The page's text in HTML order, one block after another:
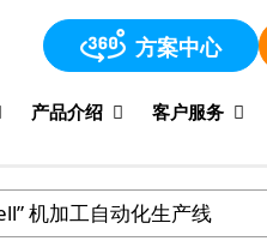
方案中心
产品介绍 客户服务